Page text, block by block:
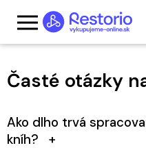
Časté otázky
Ako dlho trvá
kníh?